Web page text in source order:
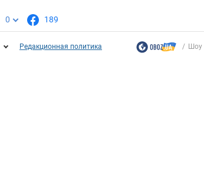
0 189
Редакционная политика Шоу